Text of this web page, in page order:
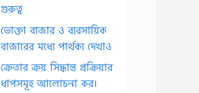
গুরুত্ব
ভোক্তা বাজার ও ব্যবসায়িক
বাজারের মধ্যে পার্থক্য দেখাও
ক্রেতার ক্রয় সিদ্ধান্ত প্রক্রিয়ার
ধাপসমূহ আলোচনা কর।